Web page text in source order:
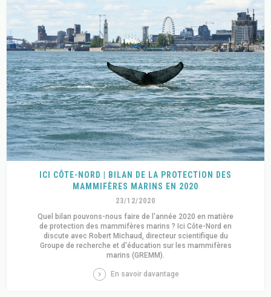
ICI CÔTE-NORD | BILAN DE LA PROTECTION DES
MAMMIFÈRES MARINS EN 2020
23/12/2020
Quel bilan pouvons-nous faire de l'année 2020 en matière
de protection des mammifères marins ? Ici Côte-Nord en
discute avec Robert Michaud, directeur scientifique du
Groupe de recherche et d'éducation sur les mammifères
marins (GREMM).
En savoir davantage